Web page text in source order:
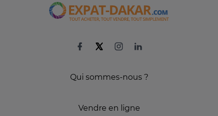
Qui sommes-nous ?
Vendre en ligne